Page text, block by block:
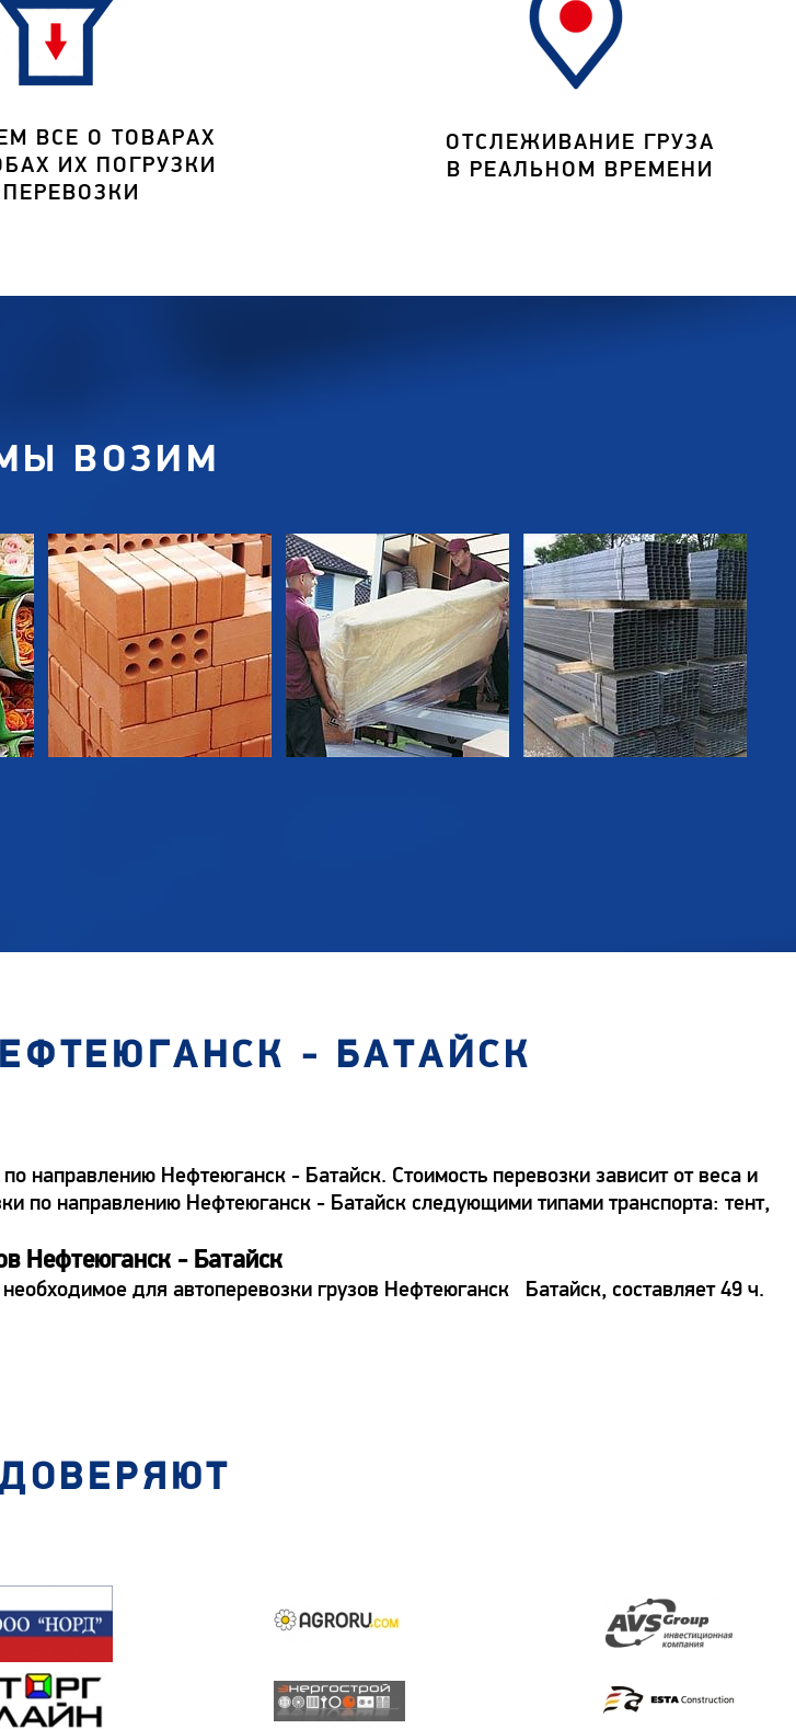
ВСЕ О ТОВАРАХ
ИХ ПОГРУЗКИ
ОТСЛЕЖИВАНИЕ ГРУЗА
В РЕАЛЬНОМ ВРЕМЕНИ
ВОЗИМ
- БАТАЙСК
направлению Нефтеюганск - Батайск. Стоимость перевозки зависит от веса и
по направлению Нефтеюганск - Батайск следующими типами транспорта: тент,
Нефтеюганск - Батайск
для автоперевозки грузов Нефтеюганск Батайск, составляет 49 ч.